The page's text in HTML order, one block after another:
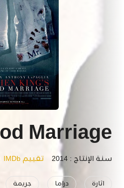
Marriage
سنة الإنتاج : 2014 تقييم IMDb
اثارة دراما جريمة